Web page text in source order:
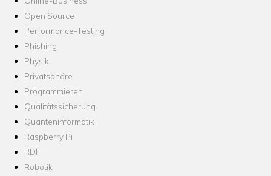
Open Source
Performance-Testing
Phishing
Physik
Privatsphäre
Programmieren
Qualitätssicherung
Quanteninformatik
Raspberry Pi
RDF
Robotik